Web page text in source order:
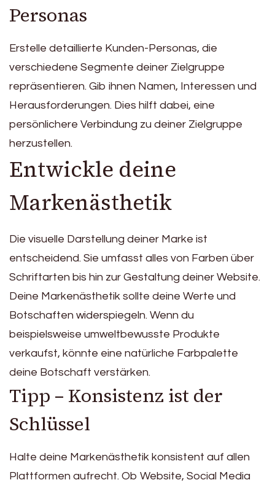
Personas
Erstelle detaillierte Kunden-Personas, die
verschiedene Segmente deiner Zielgruppe
repräsentieren. Gib ihnen Namen, Interessen und
Herausforderungen. Dies hilft dabei, eine
persönlichere Verbindung zu deiner Zielgruppe
herzustellen.
Entwickle deine
Markenästhetik
Die visuelle Darstellung deiner Marke ist
entscheidend. Sie umfasst alles von Farben über
Schriftarten bis hin zur Gestaltung deiner Website.
Deine Markenästhetik sollte deine Werte und
Botschaften widerspiegeln. Wenn du
beispielsweise umweltbewusste Produkte
verkaufst, könnte eine natürliche Farbpalette
deine Botschaft verstärken.
Tipp – Konsistenz ist der
Schlüssel
Halte deine Markenästhetik konsistent auf allen
Plattformen aufrecht. Ob Website, Social Media